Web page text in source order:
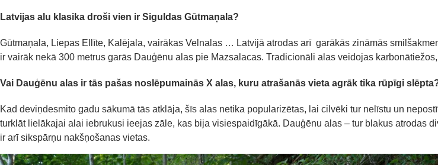
Latvijas alu klasika droši vien ir Siguldas Gūtmaņala?
Gūtmaņala, Liepas Ellīte, Kalējala, vairākas Velnalas … Latvijā atrodas arī garākās zināmās
ir vairāk nekā 300 metrus garās Dauģēnu alas pie Mazsa lacas. Tradicionāli alas veidojas karbonātiežos
Vai Dauģēnu alas ir tās pašas noslēpumainās X alas, kuru atrašanās vieta agrāk tika rūpīgi
Kad deviņdesmito gadu sākumā tās atklāja, šīs alas netika popularizētas, lai cilvēki tur nelīstu un
turklāt lielākajai alai iebrukusi ieejas zāle, kas bija visiespaidīgākā. Dauģēnu alas – tur blakus atrodas
ir arīsikspārņu nakšņošanas vietas.